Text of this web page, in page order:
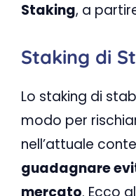
Staking, a
Staking di
Lo staking di
modo per
nell’attuale
guadagnare
mercato. Ecco